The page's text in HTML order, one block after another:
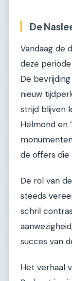
De
Vandaag de
deze
De
nieuw
strijd blijven
Helmond en
de offers die
De rol van
steeds
schril
succes van
Het verhaal